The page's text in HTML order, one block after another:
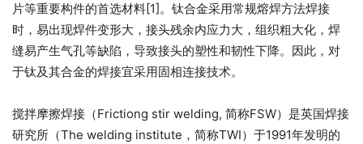
片等重要构件的首选材料[1]。钛合金采用常规熔焊方法焊接
时，易出现焊件变形大，接头残余内应力大，组织粗大化，焊
缝易产生气孔等缺陷，导致接头的塑性和韧性下降。因此，对
于钛及其合金的焊接宜采用固相连接技术。
搅拌摩擦焊接（Frictiong stir welding, 简称FSW）是英国焊接
研究所（The welding institute，简称TWI）于1991年发明的